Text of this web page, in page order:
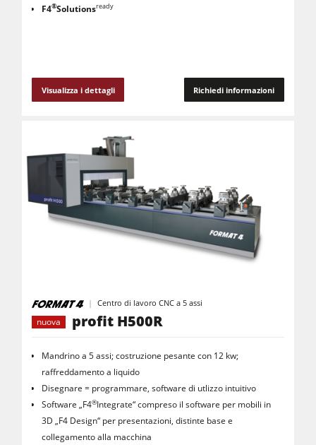
F4®Solutionsready
Visualizza i dettagli Richiedi informazioni
Centro di lavoro CNC a 5 assi
nuova
profit H500R
Mandrino a 5 assi; costruzione pesante con 12 kw;
raffreddamento a liquido
Disegnare = programmare, software di utlizzo intuitivo
Software „F4®Integrate“ compreso il software per mobili in
3D „F4 Design“ per presentazioni, distinte base e
collegamento alla macchina